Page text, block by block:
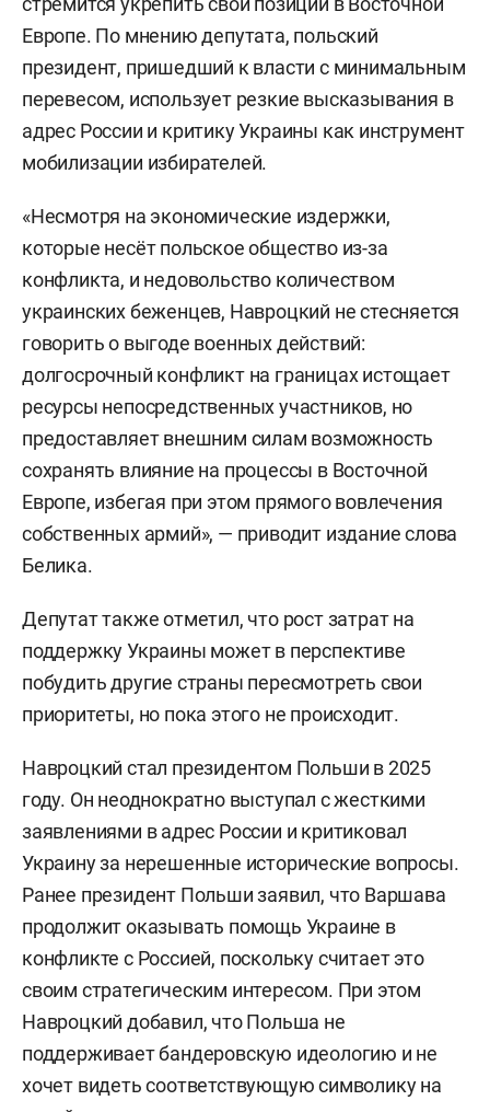
Европе. По мнению депутата, польский
президент, пришедший к власти с минимальным
перевесом, использует резкие высказывания в
адрес России и критику Украины как инструмент
мобилизации избирателей.
«Несмотря на экономические издержки,
которые несёт польское общество из-за
конфликта, и недовольство количеством
украинских беженцев, Навроцкий не стесняется
говорить о выгоде военных действий:
долгосрочный конфликт на границах истощает
ресурсы непосредственных участников, но
предоставляет внешним силам возможность
сохранять влияние на процессы в Восточной
Европе, избегая при этом прямого вовлечения
собственных армий», — приводит издание слова
Белика.
Депутат также отметил, что рост затрат на
поддержку Украины может в перспективе
побудить другие страны пересмотреть свои
приоритеты, но пока этого не происходит.
Навроцкий стал президентом Польши в 2025
году. Он неоднократно выступал с жесткими
заявлениями в адрес России и критиковал
Украину за нерешенные исторические вопросы.
Ранее президент Польши заявил, что Варшава
продолжит оказывать помощь Украине в
конфликте с Россией, поскольку считает это
своим стратегическим интересом. При этом
Навроцкий добавил, что Польша не
поддерживает бандеровскую идеологию и не
хочет видеть соответствующую символику на